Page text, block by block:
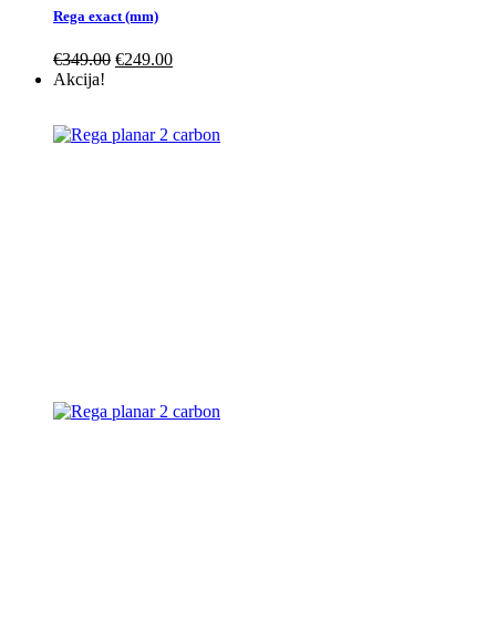
Rega exact (mm)
€349.00 €249.00
Akcija!